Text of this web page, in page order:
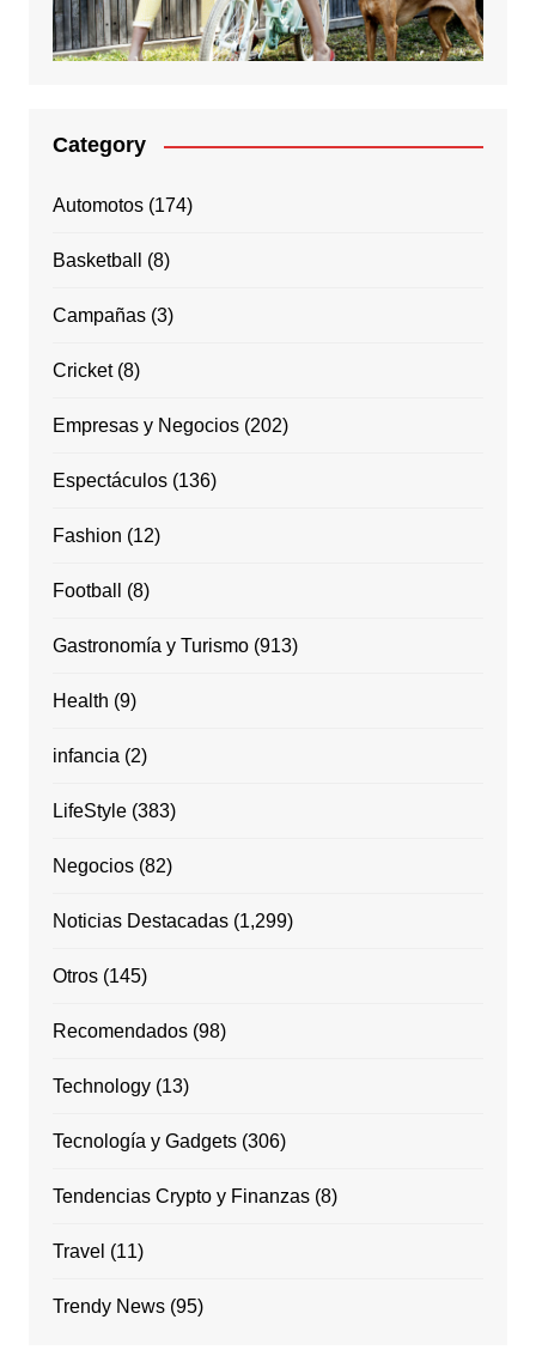
Category
Automotos(174)
Basketball (8)
Campañas(3)
Cricket(8)
Empresas y Negocios(202)
Espectáculos(136)
Fashion (12)
Football (8)
Gastronomía y Turismo(913)
Health (9)
infancia (2)
LifeStyle(383)
Negocios(82)
Noticias Destacadas(1,299)
Otros(145)
Recomendados(98)
Technology(13)
Tecnología y Gadgets(306)
Tendencias Crypto y Finanzas(8)
Travel (11)
Trendy News(95)